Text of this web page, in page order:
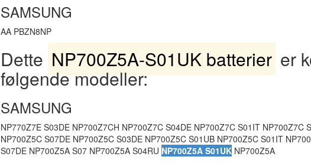
SAMSUNG
AA PBZN8NP
Dette NP700Z5A-S01UK batterier er
følgende modeller:
SAMSUNG
NP770Z7E S03DE NP700Z7CH NP700Z7C S04DE NP700Z7C S01IT NP700Z7C
NP700Z5C S07DE NP700Z5C S03DE NP700Z5C S01UB NP700Z5C S01IT
S07DE NP700Z5A S07 NP700Z5A S04RU NP700Z5A S01UK NP700Z5A